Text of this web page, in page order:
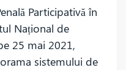
Participativă în
Național de
25 mai 2021,
sistemului de